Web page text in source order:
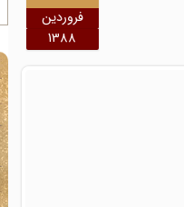
فروردین
1388